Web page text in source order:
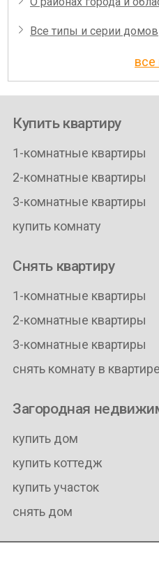
Все типы и серии домов
все
Купить квартиру
1-комнатные квартиры
2-комнатные квартиры
3-комнатные квартиры
купить комнату
Снять квартиру
1-комнатные квартиры
2-комнатные квартиры
3-комнатные квартиры
снять комнату в квартире
Загородная
купить дом
купить коттедж
купить участок
снять дом